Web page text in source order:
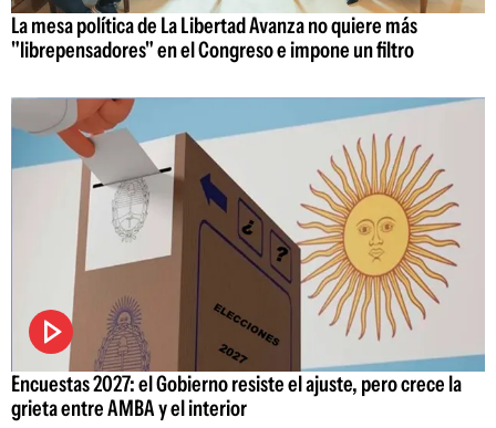
La mesa política de La Libertad Avanza no quiere más
"librepensadores" en el Congreso e impone un filtro
Encuestas 2027: el Gobierno resiste el ajuste, pero crece la
grieta entre AMBA y el interior